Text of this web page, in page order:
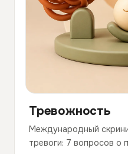
Тревожность
Международный
тревоги: 7 вопросов о